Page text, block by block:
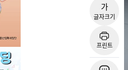
가
글자크기
프린트